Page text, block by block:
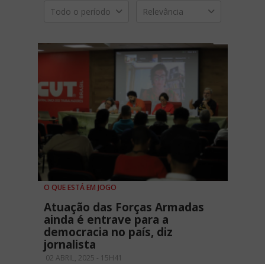
Todo o período Relevância
O QUE ESTÁ EM JOGO
Atuação das Forças Armadas
ainda é entrave para a
democracia no país, diz
jornalista
02 ABRIL, 2025 - 15H41